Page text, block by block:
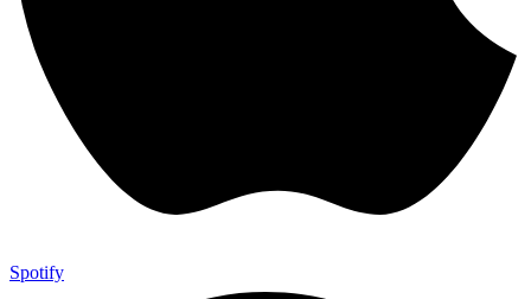
Spotify